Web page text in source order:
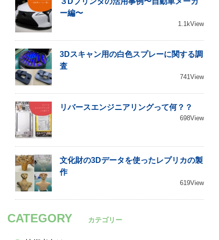
ー編〜
1.1kView
3Dスキャン用の白色スプレーに関する調
査
741View
リバースエンジニアリングって何？？
698View
文化財の3Dデータを使ったレプリカの製
作
619View
CATEGORY カテゴリー